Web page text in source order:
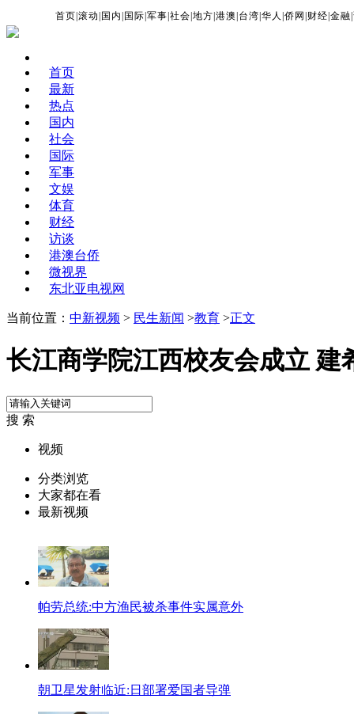
首页 |滚动 国内 国际 |军事 |社会 |地方 |港澳 台湾 |华人 |侨网 财经 |金融 |
首页
最新
热点
国内
社会
国际
军事
文娱
体育
财经
访谈
港澳台侨
微视界
东北亚电视网
当前位置： 中新视频 > 民生新闻 >教育 >正文
长江商学院江西校友会成立 建
搜 索
视频
分类浏览
大家都在看
最新视频
帕劳总统:中方渔民被杀事件实属意外
朝卫星发射临近:日部署爱国者导弹